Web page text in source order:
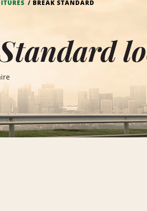
BREAK STANDARD